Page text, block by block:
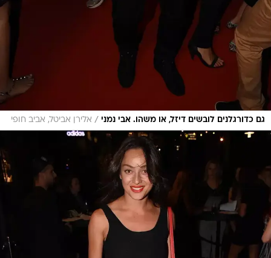
גם כדורגלנים לובשים דיזל, או משהו. אבי נמני / אלירן אביטל, אביב חופי